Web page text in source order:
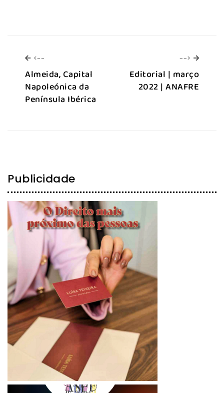
<--
Almeida, Capital
Napoleónica da
Península Ibérica
--> -->
Editorial | março
2022 | ANAFRE
Publicidade